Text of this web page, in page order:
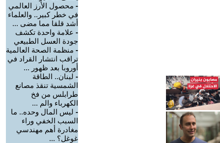
- محصول الأرز العالمي
في خطر كبير.. والعلماء
أشد قلقا مما مضى ...
- علامة واحدة تكشف
جودة العسل الطبيعي
- منظمة الصحة العالمية
تراقب انتشار القراد في
أوروبا بعد ظهور ...
- لبنان.. الطاقة
الشمسية تنقذ مصانع
طرابلس من فخ
الكهرباء والم ...
- ليس المال وحده.. ما
السبب الخفي وراء
مغادرة أهم مهندسي
غوغل؟ ...